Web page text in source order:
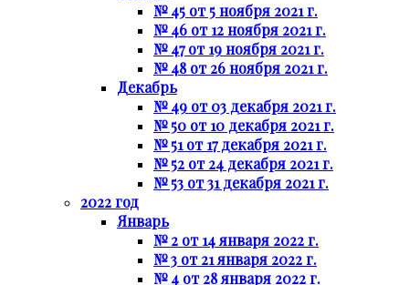
№ 45 от 5 ноября 2021 г.
№ 46 от 12 ноября 2021 г.
№ 47 от 19 ноября 2021 г.
№ 48 от 26 ноября 2021 г.
Декабрь
№ 49 от 03 декабря 2021 г.
№ 50 от 10 декабря 2021 г.
№ 51 от 17 декабря 2021 г.
№ 52 от 24 декабря 2021 г.
№ 53 от 31 декабря 2021 г.
2022 год
Январь
№ 2 от 14 января 2022 г.
№ 3 от 21 января 2022 г.
№ 4 от 28 января 2022 г.